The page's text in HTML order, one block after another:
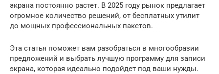
экрана постоянно растет. В 2025 году рынок предлагает
огромное количество решений, от бесплатных утилит
до мощных профессиональных пакетов.
Эта статья поможет вам разобраться в многообразии
предложений и выбрать лучшую программу для записи
экрана, которая идеально подойдет под ваши нужды.